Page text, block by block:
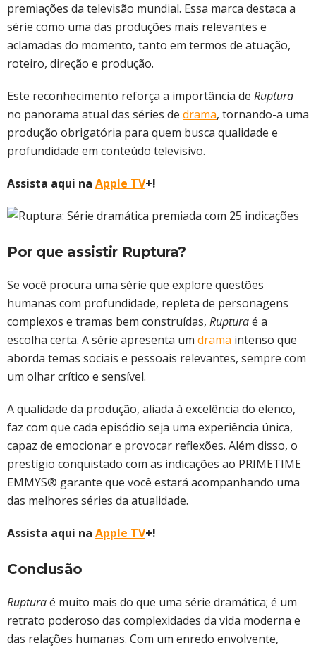
premiações da televisão mundial. Essa marca destaca a
série como uma das produções mais relevantes e
aclamadas do momento, tanto em termos de atuação,
roteiro, direção e produção.
Este reconhecimento reforça a importância de Ruptura
no panorama atual das séries de drama, tornando-a uma
produção obrigatória para quem busca qualidade e
profundidade em conteúdo televisivo.
Assista aqui na Apple TV+!
Por que assistir Ruptura?
Se você procura uma série que explore questões
humanas com profundidade, repleta de personagens
complexos e tramas bem construídas, Rupturaé a
escolha certa. A série apresenta um drama intenso que
aborda temas sociais e pessoais relevantes, sempre com
um olhar crítico e sensível.
A qualidade da produção, aliada à excelência do elenco,
faz com que cada episódio seja uma experiência única,
capaz de emocionar e provocar reflexões. Além disso, o
prestígio conquistado com as indicações ao PRIMETIME
EMMYS® garante que você estará acompanhando uma
das melhores séries da atualidade.
Assista aqui na Apple TV+!
Conclusão
Rupturaé muito mais do que uma série dramática; é um
retrato poderoso das complexidades da vida moderna e
das relações humanas. Com um enredo envolvente,